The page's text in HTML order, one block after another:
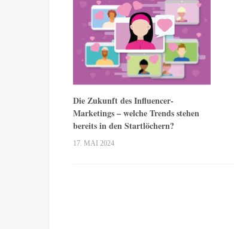
Die Zukunft des Influencer-
Marketings – welche Trends stehen
bereits in den Startlöchern?
17. MAI 2024